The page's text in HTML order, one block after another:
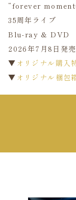
“forever
35周年ライブ
Blu-ray & DVD
2026年7月8日発売
▼ オリジナル購入
▼ オリジナル梱包